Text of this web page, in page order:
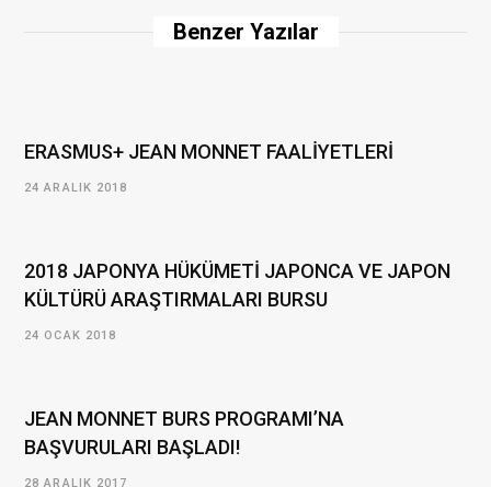
Benzer Yazılar
ERASMUS+ JEAN MONNET FAALİYETLERİ
24 ARALIK 2018
2018 JAPONYA HÜKÜMETİ JAPONCA VE JAPON
KÜLTÜRÜ ARAŞTIRMALARI BURSU
24 OCAK 2018
JEAN MONNET BURS PROGRAMI’NA
BAŞVURULARI BAŞLADI!
28 ARALIK 2017